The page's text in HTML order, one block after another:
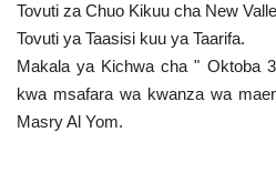
Tovuti za Chuo Kikuu cha New
Tovuti ya Taasisi kuu ya Taarifa.
Makala ya Kichwa cha " Oktoba
kwa msafara wa kwanza wa
Masry Al Yom.